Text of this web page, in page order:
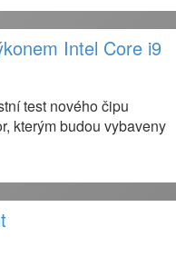
Intel Core i9
test nového čipu
kterým budou vybaveny